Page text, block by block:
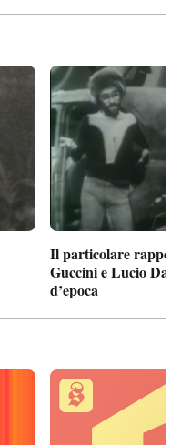
Il particolare
Guccini e Lucio
d’epoca